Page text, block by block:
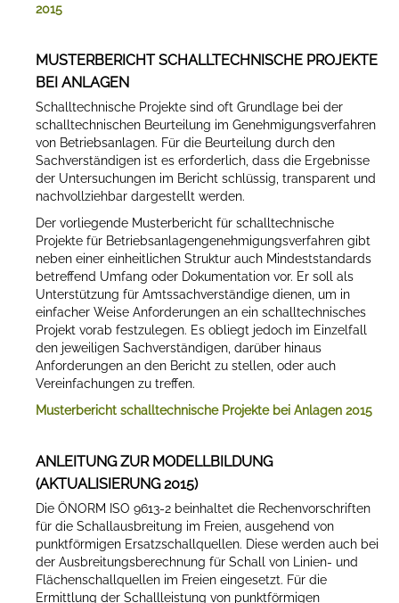
2015
MUSTERBERICHT SCHALLTECHNISCHE PROJEKTE
BEI ANLAGEN
Schalltechnische Projekte sind oft Grundlage bei der
schalltechnischen Beurteilung im Genehmigungsverfahren
von Betriebsanlagen. Für die Beurteilung durch den
Sachverständigen ist es erforderlich, dass die Ergebnisse
der Untersuchungen im Bericht schlüssig, transparent und
nachvollziehbar dargestellt werden.
Der vorliegende Musterbericht für schalltechnische
Projekte für Betriebsanlagengenehmigungsverfahren gibt
neben einer einheitlichen Struktur auch Mindeststandards
betreffend Umfang oder Dokumentation vor. Er soll als
Unterstützung für Amtssachverständige dienen, um in
einfacher Weise Anforderungen an ein schalltechnisches
Projekt vorab festzulegen. Es obliegt jedoch im Einzelfall
den jeweiligen Sachverständigen, darüber hinaus
Anforderungen an den Bericht zu stellen, oder auch
Vereinfachungen zu treffen.
Musterbericht schalltechnische Projekte bei Anlagen 2015
ANLEITUNG ZUR MODELLBILDUNG
(AKTUALISIERUNG 2015)
Die ÖNORM ISO 9613-2 beinhaltet die Rechenvorschriften
für die Schallausbreitung im Freien, ausgehend von
punktförmigen Ersatzschallquellen. Diese werden auch bei
der Ausbreitungsberechnung für Schall von Linien- und
Flächenschallquellen im Freien eingesetzt. Für die
Ermittlung der Schallleistung von punktförmigen